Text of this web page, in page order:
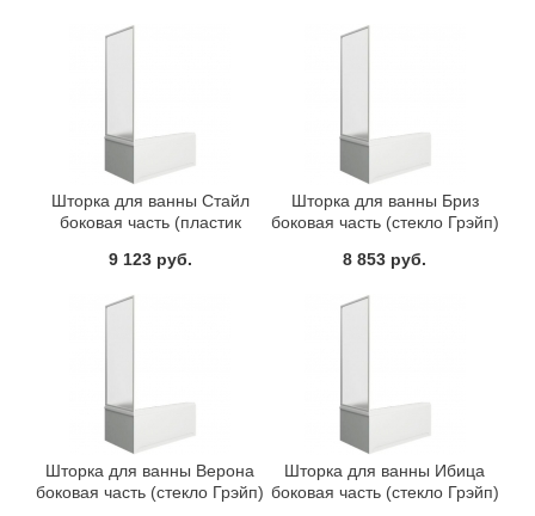
Шторка для ванны Стайл
боковая часть (пластик
9 123 руб.
Шторка для ванны Бриз
боковая часть (стекло Грэйп)
8 853 руб.
Шторка для ванны Верона
боковая часть (стекло Грэйп)
Шторка для ванны Ибица
боковая часть (стекло Грэйп)